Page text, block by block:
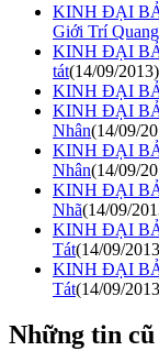
KINH ĐẠI
Giới Trí
KINH ĐẠI
tát(14/09/2013)
KINH ĐẠI
KINH ĐẠI
Nhân(14/09/
KINH ĐẠI
Nhân(14/09/
KINH ĐẠI
Nhã(14/09/
KINH ĐẠI
Tát(14/09/
KINH ĐẠI
Tát(14/09/
Những tin